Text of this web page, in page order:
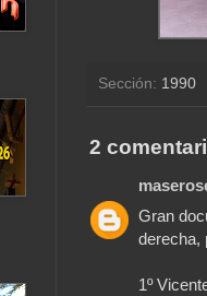
Sección: 1990
2
Gran
derecha,
1º